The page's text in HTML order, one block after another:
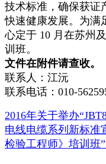
技术标准，确保获证
快速健康发展。为满
心定于 10 月在苏州
训班。
文件在附件请查收。
联系人：江沅
联系电话：010-
2016年关于举办
电线电缆系列新标准
检验工程师》培训班